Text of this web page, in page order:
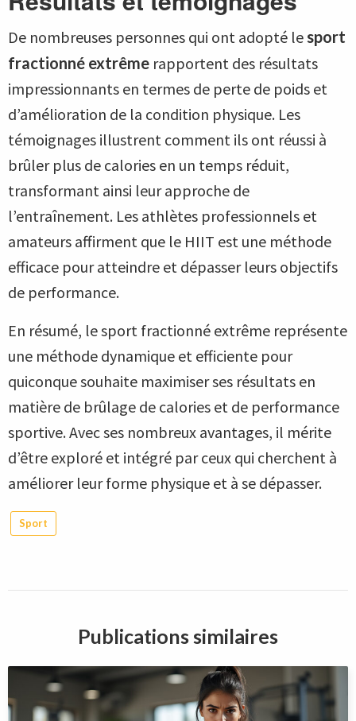
De nombreuses personnes qui ont adopté le sport
fractionné extrême rapportent des résultats
impressionnants en termes de perte de poids et
d’amélioration de la condition physique. Les
témoignages illustrent comment ils ont réussi à
brûler plus de calories en un temps réduit,
transformant ainsi leur approche de
l’entraînement. Les athlètes professionnels et
amateurs affirment que le HIIT est une méthode
efficace pour atteindre et dépasser leurs objectifs
de performance.
En résumé, le sport fractionné extrême représente
une méthode dynamique et efficiente pour
quiconque souhaite maximiser ses résultats en
matière de brûlage de calories et de performance
sportive. Avec ses nombreux avantages, il mérite
d’être exploré et intégré par ceux qui cherchent à
améliorer leur forme physique et à se dépasser.
Sport
Publications similaires